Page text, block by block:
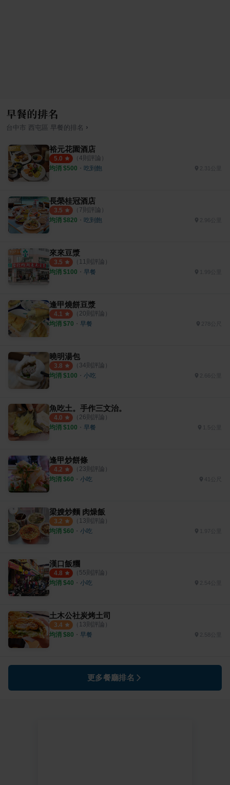
早餐的排名
台中市 西屯區 早餐的排名 ›
裕元花園酒店
5.0 （ 4則評論）
均消 $500 ・ 吃到飽
長榮桂冠酒店
3.5 （ 7則評論）
均消 $820 ・ 吃到飽
來來豆漿
3.5 （ 11 則評論）
均消 $100 ・ 早餐
逢甲燒餅豆漿
4.1 （ 20則評論）
均消 $70 ・ 早餐
曉明湯包
3.8 （ 34則評論）
均消 $100 ・ 小吃
魚吃土。手作三文治。
4.0 （ 26則評論）
均消 $100 ・ 早餐 1.5公里
逢甲炒餅條
4.2 （ 23則評論）
均消 $60 ・ 小吃
梁嫂炒麵 肉燥飯
3.2 （ 13則評論）
均消 $60 ・ 小吃
漢口飯糰
4.8 （ 55則評論）
均消 $40 ・ 小吃 2.54公里
土木公社炭烤土司
3.4 （ 13則評論）
均消 $80 ・ 早餐 2.58公里
更多餐廳排名